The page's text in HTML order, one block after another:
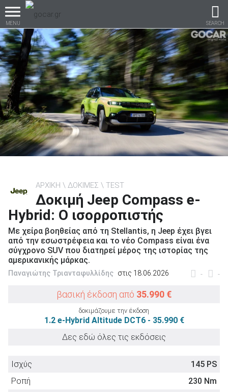
MENU SEARCH
Βρες τα πάντα για το
αυτοκίνητο!
βρες το!
Καινούρια
Μεταχειρισμένα
ΑΡΧΙΚΗ ΔΟΚΙΜΕΣ TEST
Δοκιμή Jeep Compass e-
Hybrid: O ισορροπιστής
Με χείρα βοηθείας από τη Stellantis, η Jeep έχει βγει
από την εσωστρέφεια και το νέο Compass είναι ένα
σύγχρονο SUV που διατηρεί μέρος της ιστορίας της
αμερικανικής μάρκας.
- -
Παναγιώτης Τριανταφυλλίδης στις 18.06.2026
βασική έκδοση από 35.990 €
δοκιμάζουμε την έκδοση
1.2 e-Hybrid Altitude DCT6 - 35.990 €
Δες εδώ όλες τις εκδόσεις
Ισχύς
145 PS
Ροπή
230 Nm